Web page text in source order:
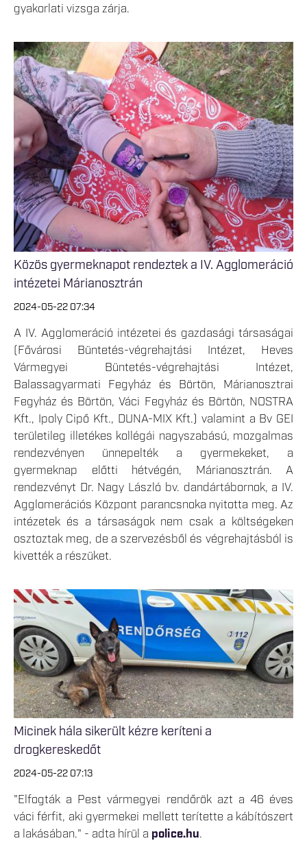
gyakorlati vizsga zárja.
Közös gyermeknapot rendeztek a IV. Agglomeráció
intézetei Márianosztrán
2024-05-22 07:34
A IV. Agglomeráció intézetei és gazdasági társaságai
(Fővárosi Büntetés-végrehajtási Intézet, Heves
Vármegyei Büntetés-végrehajtási Intézet,
Balassagyarmati Fegyház és Börtön, Márianosztrai
Fegyház és Börtön, Váci Fegyház és Börtön, NOSTRA
Kft., Ipoly Cipő Kft., DUNA-MIX Kft.) valamint a Bv GEI
területileg illetékes kollégái nagyszabású, mozgalmas
rendezvényen ünnepelték a gyermekeket, a
gyermeknap előtti hétvégén, Márianosztrán. A
rendezvényt Dr. Nagy László bv. dandártábornok, a IV.
Agglomerációs Központ parancsnoka nyitotta meg. Az
intézetek és a társaságok nem csak a költségeken
osztoztak meg, de a szervezésből és végrehajtásból is
kivették a részüket.
Micinek hála sikerült kézre keríteni a
drogkereskedőt
2024-05-22 07:13
"Elfogták a Pest vármegyei rendőrök azt a 46 éves
váci férfit, aki gyermekei mellett terítette a kábítószert
a lakásában." - adta hírül a police.hu.